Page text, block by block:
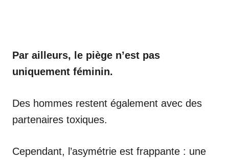
Par ailleurs, le piège n’est pas
uniquement féminin.
Des hommes restent également avec des
partenaires toxiques.
Cependant, l’asymétrie est frappante : une